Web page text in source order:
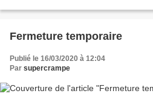
Fermeture temporaire
Publié le 16/03/2020 à 12:04
Par supercrampe